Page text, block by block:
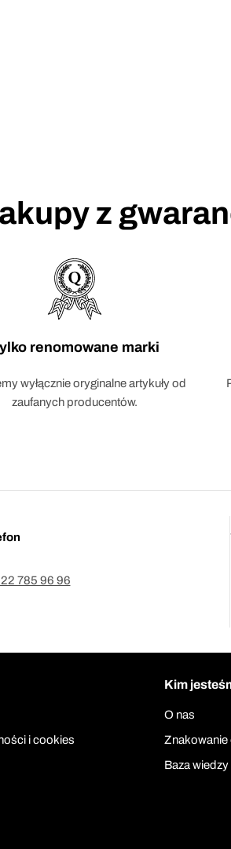
z
renomowane marki
wyłącznie oryginalne artykuły od
zaufanych producentów.
785 96 96
i cookies
Kim
O nas
Znakowanie
Baza wiedzy